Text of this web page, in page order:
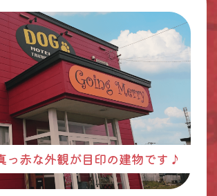
っ赤な外観が目印の建物です♪